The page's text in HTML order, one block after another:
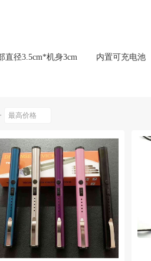
直径3.5cm*机身3cm 内置可充电池